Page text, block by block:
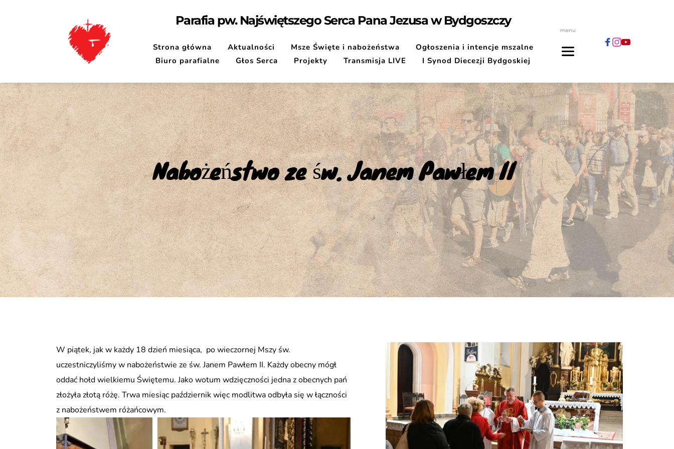
Parafia pw. Najświętszego Serca Pana Jezusa w Bydgoszczy
Strona główna Aktualności Msze Święte i nabożeństwa
Ogłoszenia i intencje mszalne
Biuro parafialne
Głos Serca Projekty Transmisja LIVE I Synod Diecezji Bydgoskiej
menu
Nabożeństwo ze św. Janem Pawłem II
W piątek, jak w każdy 18 dzień miesiąca, po wieczornej Mszy św.
uczestniczyliśmy w nabożeństwie ze św. Janem Pawłem II. Każdy obecny mógł
oddać hołd wielkiemu Świętemu. Jako wotum wdzięczności jedna z obecnych pań
złożyła złotą różę. Trwa miesiąc październik więc modlitwa odbyła się w łączności
z nabożeństwem różańcowym.